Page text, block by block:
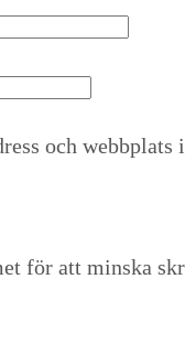
och
för att minska